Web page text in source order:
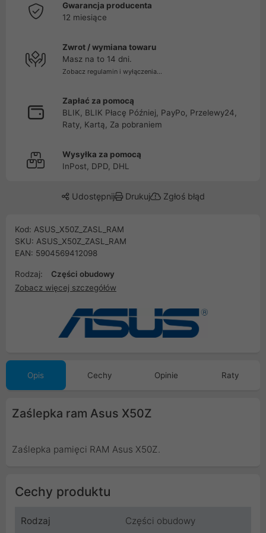
Gwarancja producenta
12 miesiące
Zwrot / wymiana towaru
Masz na to 14 dni.
Zobacz regulamin i wyłączenia...
Zapłać za pomocą
BLIK, BLIK Płacę Później, PayPo, Przelewy24,
Raty, Kartą, Za pobraniem
Wysyłka za pomocą
InPost, DPD, DHL
Udostępnij Drukuj Zgłoś błąd
Kod: ASUS_X50Z_ZASL_RAM
SKU: ASUS_X50Z_ZASL_RAM
EAN: 5904569412098
Rodzaj:
Części obudowy
Zobacz więcej szczegółów
Opis Cechy Opinie Raty
Zaślepka ram Asus X50Z
Zaślepka pamięci RAM Asus X50Z.
Cechy produktu
Rodzaj Części obudowy